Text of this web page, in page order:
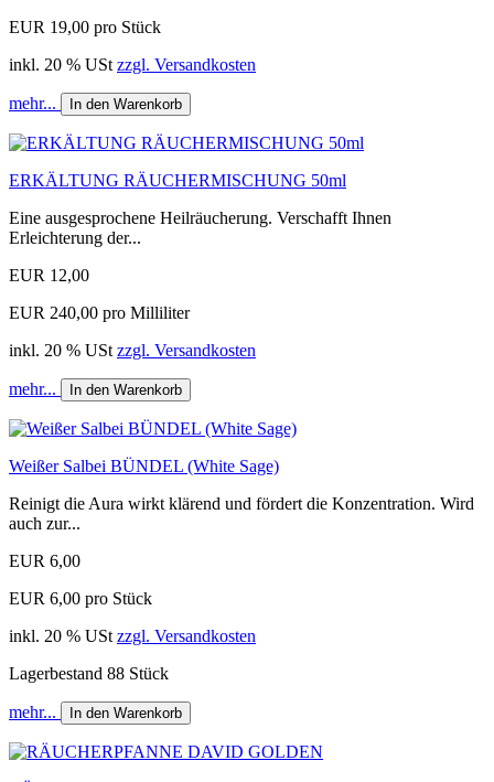
EUR 19,00 pro Stück
inkl. 20 % USt zzgl. Versandkosten
mehr... In den Warenkorb
ERKÄLTUNG RÄUCHERMISCHUNG 50ml
Eine ausgesprochene Heilräucherung. Verschafft Ihnen
Erleichterung der...
EUR 12,00
EUR 240,00 pro Milliliter
inkl. 20 % USt zzgl. Versandkosten
mehr... In den Warenkorb
Weißer Salbei BÜNDEL (White Sage)
Reinigt die Aura wirkt klärend und fördert die Konzentration. Wird
auch zur...
EUR 6,00
EUR 6,00 pro Stück
inkl. 20 % USt zzgl. Versandkosten
Lagerbestand 88 Stück
mehr... In den Warenkorb